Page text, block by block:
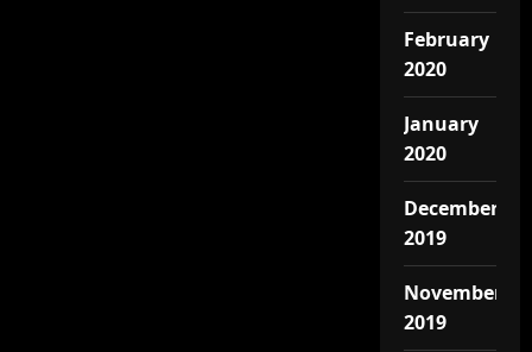
February
2020
January
2020
December
2019
November
2019